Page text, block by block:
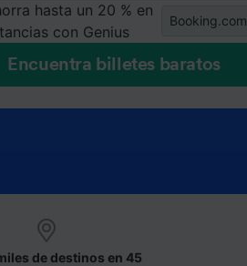
hasta un 20 % en
con Genius
Booking.com
Encuentra billetes baratos
de destinos en 45